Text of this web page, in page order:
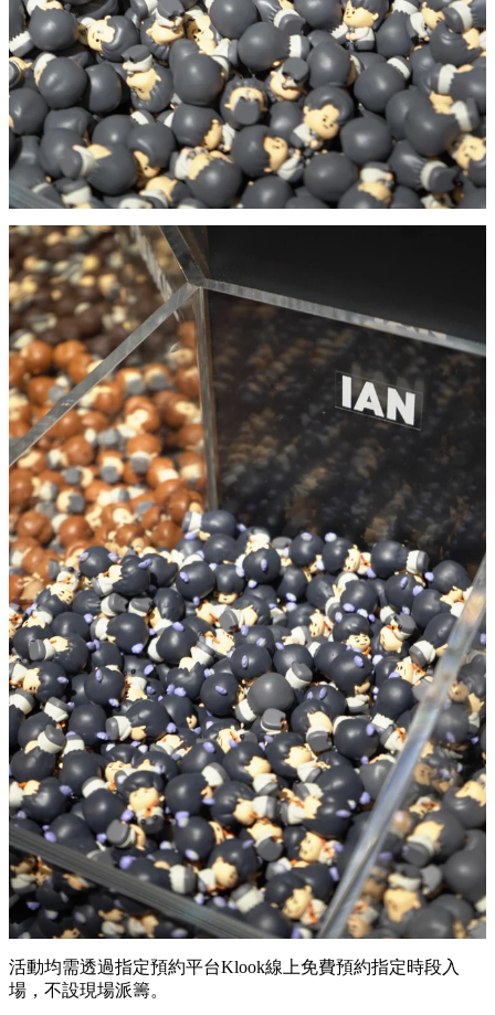
活動均需透過指定預約平台Klook線上免費預約指定時段入
場，不設現場派籌。